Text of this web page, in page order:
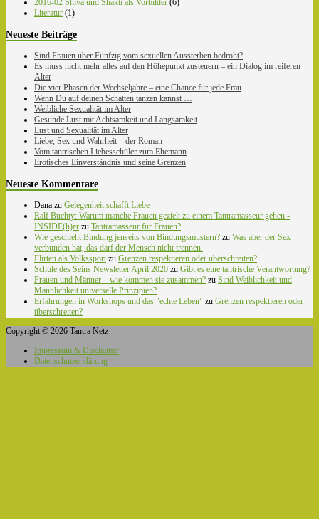
2016-02 Shiva und Shakti als Vorbilder (6)
Literatur (1)
Neueste Beiträge
Sind Frauen über Fünfzig vom sexuellen Aussterben bedroht?
Es muss nicht mehr alles auf den Höhepunkt zusteuern – ein Dialog im reiferen
Alter
Die vier Phasen der Wechseljahre – eine Chance für jede Frau
Wenn Du auf deinen Schatten tanzen kannst …
Weibliche Sexualität im Alter
Gesunde Lust mit Achtsamkeit und Langsamkeit
Lust und Sexualität im Alter
Liebe, Sex und Wahrheit – der Roman
Vom tantrischen Liebesschüler zum Ehemann
Erotisches Einverständnis und seine Grenzen
Neueste Kommentare
Dana zu Gelegenheit schafft Liebe
Ralf Buchty: Warum manche Frauen gezielt zu einem Tantramasseur gehen -
INSIDE(h)er zu Tantramasseur für Frauen?
Wie geschieht Bindung jenseits von Bindungsmustern? zu Was aber der Sex
verbunden hat, das darf der Mensch nicht trennen.
Flirten als Volkssport zu Grenzen respektieren oder überschreiten?
Schule des Seins Newsletter April 2020 zu Gibt es eine tantrische Verantwortung?
Frauen und Männer – wie kommen sie zusammen? zu Sind Weiblichkeit und
Männlichkeit universelle Prinzipien?
Erfahrungen in Workshops und das "echte Leben" zu Grenzen respektieren oder
überschreiten?
Copyright © 2026 Tantra Netz
Impressum & Disclaimer
Datenschutzerklärung